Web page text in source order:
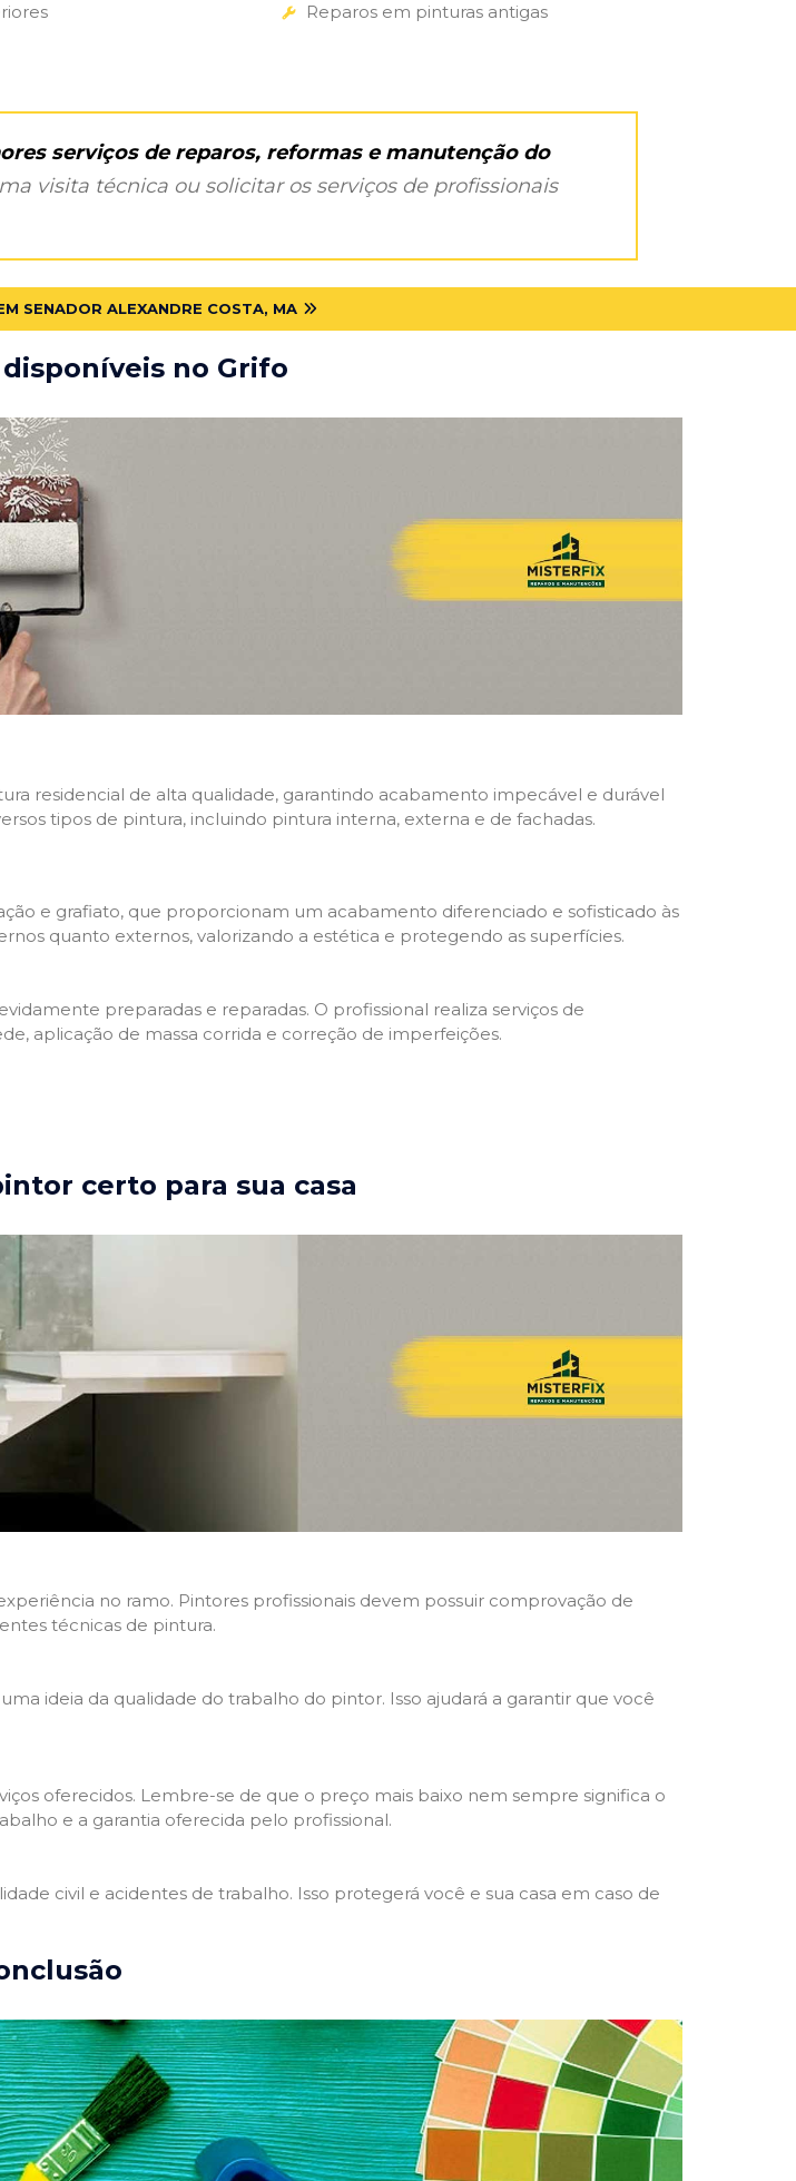
Reparos em pinturas antigas
serviços de reparos, reformas e manutenção do
visita técnica ou solicitar os serviços de profissionais
SENADOR ALEXANDRE COSTA, MA
no Grifo
residencial de alta qualidade, garantindo acabamento impecável e durável
tipos de pintura, incluindo pintura interna, externa e de fachadas.
e grafiato, que proporcionam um acabamento diferenciado e sofisticado às
quanto externos, valorizando a estética e protegendo as superfícies.
preparadas e reparadas. O profissional realiza serviços de
aplicação de massa corrida e correção de imperfeições.
certo para sua casa
no ramo. Pintores profissionais devem possuir comprovação de
técnicas de pintura.
ideia da qualidade do trabalho do pintor. Isso ajudará a garantir que você
oferecidos. Lembre-se de que o preço mais baixo nem sempre significa o
e a garantia oferecida pelo profissional.
civil e acidentes de trabalho. Isso protegerá você e sua casa em caso de